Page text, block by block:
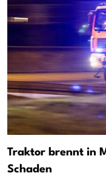
Traktor brennt in
Schaden